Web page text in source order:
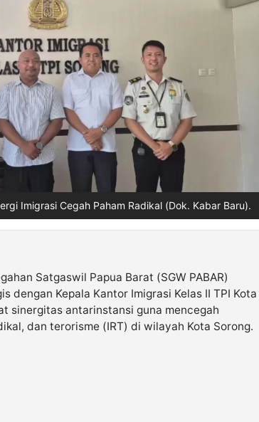
Imigrasi Cegah Paham Radikal (Dok. Kabar Baru).
Satgaswil Papua Barat (SGW PABAR)
dengan Kepala Kantor Imigrasi Kelas II TPI Kota
sinergitas antarinstansi guna mencegah
dan terorisme (IRT) di wilayah Kota Sorong.